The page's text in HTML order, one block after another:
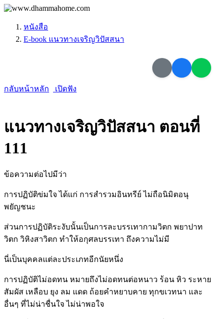
หนังสือ
E-book แนวทางเจริญวิปัสสนา
กลับหน้าหลัก เปิดฟัง
แนวทางเจริญวิปัสสนา ตอนที่
111
ข้อความต่อไปมีว่า
การปฏิบัติข่มใจ ได้แก่ การสำรวมอินทรีย์ ไม่ถือนิมิตอนุ
พยัญชนะ
ส่วนการปฏิบัติระงับนั้นเป็นการละบรรเทากามวิตก พยาปาท
วิตก วิหิงสาวิตก ทำให้อกุศลบรรเทา ถึงความไม่มี
นี่เป็นบุคคลแต่ละประเภทอีกนัยหนึ่ง
การปฏิบัติไม่อดทน หมายถึงไม่อดทนต่อหนาว ร้อน หิว ระหาย
สัมผัส เหลือบ ยุง ลม แดด ถ้อยคำหยาบคาย ทุกขเวทนา และ
อื่นๆ ที่ไม่น่าชื่นใจ ไม่น่าพอใจ